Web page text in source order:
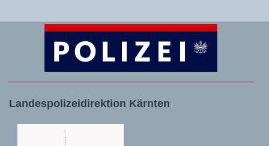
Landespolizeidirektion Kärnten